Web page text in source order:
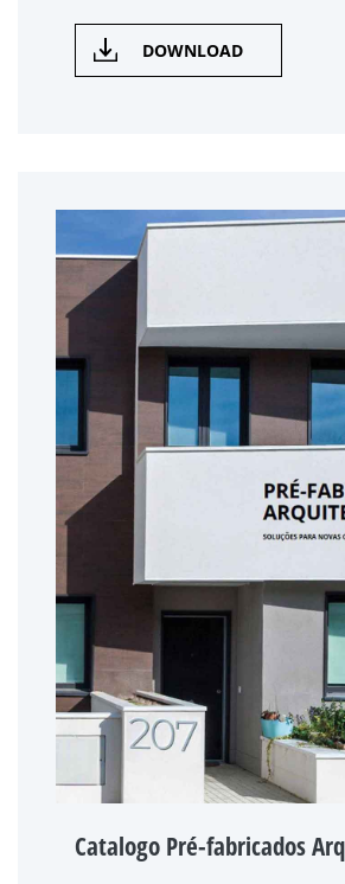
DOWNLOAD
Catalogo Pré-fabricados